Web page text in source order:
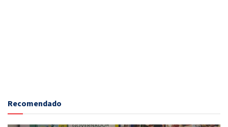
Recomendado